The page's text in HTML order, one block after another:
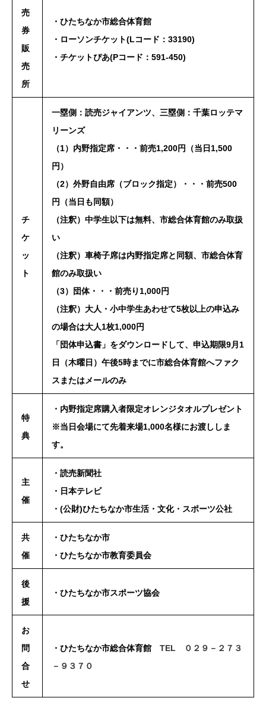
売
券
販
売
所
・ひたちなか市総合体育館
・ローソンチケット(Lコード：33190)
・チケットぴあ(Pコード：591-450)
チ
ケ
ッ
ト
一塁側：読売ジャイアンツ、三塁側：千葉ロッテマ
リーンズ
（1）内野指定席・・・前売1,200円（当日1,500
円）
（2）外野自由席（ブロック指定）・・・前売500
円（当日も同額）
（注釈）中学生以下は無料、市総合体育館のみ取扱
い
（注釈）車椅子席は内野指定席と同額、市総合体育
館のみ取扱い
（3）団体・・・前売り1,000円
（注釈）大人・小中学生あわせて5枚以上の申込み
の場合は大人1枚1,000円
「団体申込書」をダウンロードして、申込期限9月1
日（木曜日）午後5時までに市総合体育館へファク
スまたはメールのみ
特
典
・内野指定席購入者限定オレンジタオルプレゼント
※当日会場にて先着来場1,000名様にお渡ししま
す。
主
催
・読売新聞社
・日本テレビ
・(公財)ひたちなか市生活・文化・スポーツ公社
共
催
・ひたちなか市
・ひたちなか市教育委員会
後
援
・ひたちなか市スポーツ協会
お
問
合
せ
・ひたちなか市総合体育館 TEL ０２９－２７３
－９３７０